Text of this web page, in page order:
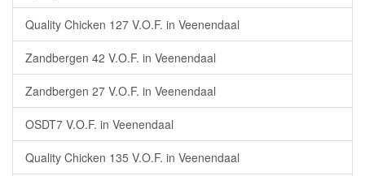
Quality Chicken 127 V.O.F. in Veenendaal
Zandbergen 42 V.O.F. in Veenendaal
Zandbergen 27 V.O.F. in Veenendaal
OSDT7 V.O.F. in Veenendaal
Quality Chicken 135 V.O.F. in Veenendaal